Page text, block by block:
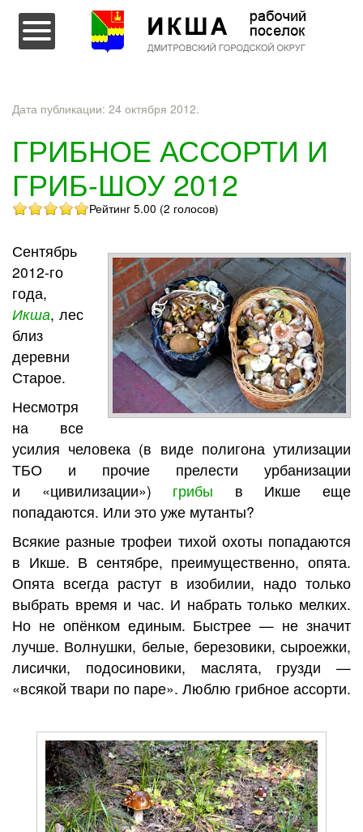
Перейти к содержимому
Дата публикации: 24 октября 2012.
ГРИБНОЕ АССОРТИ И
ГРИБ-ШОУ 2012
Рейтинг 5.00 (2 голосов)
Сентябрь
2012-го
года,
Икша, лес
близ
деревни
Старое.
Несмотря
на все
усилия человека (в виде полигона утилизации
ТБО и прочие прелести урбанизации
и «цивилизации») грибы в Икше еще
попадаются. Или это уже мутанты?
Всякие разные трофеи тихой охоты попадаются
в Икше. В сентябре, преимущественно, опята.
Опята всегда растут в изобилии, надо только
выбрать время и час. И набрать только мелких.
Но не опёнком единым. Быстрее — не значит
лучше. Волнушки, белые, березовики, сыроежки,
лисички, подосиновики, маслята, грузди —
«всякой твари по паре». Люблю грибное ассорти.